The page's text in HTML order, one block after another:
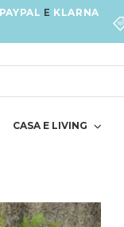
PAYPAL E KLARNA
CASA E LIVING